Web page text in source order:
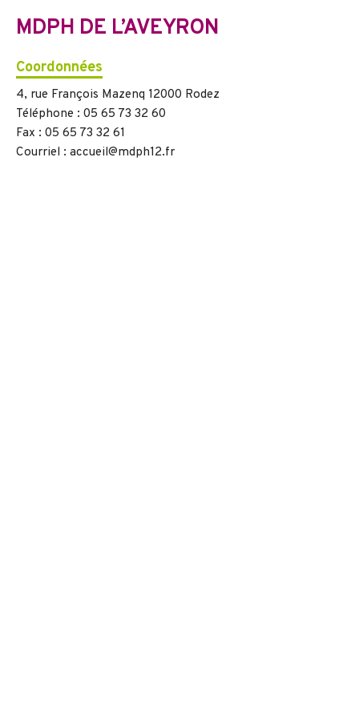
MDPH DE L’AVEYRON
Coordonnées
4, rue François Mazenq 12000 Rodez
Téléphone : 05 65 73 32 60
Fax : 05 65 73 32 61
Courriel : accueil@mdph12.fr